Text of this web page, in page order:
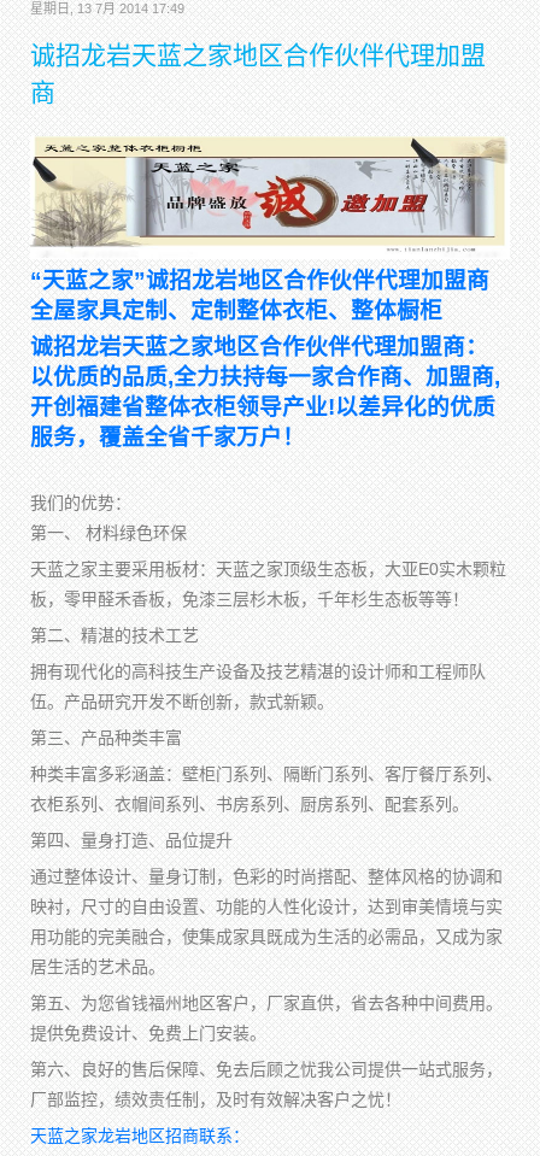
星期日, 13 7月 2014 17:49
诚招龙岩天蓝之家地区合作伙伴代理加盟
商
“天蓝之家”诚招龙岩地区合作伙伴代理加盟商
全屋家具定制、定制整体衣柜、整体橱柜
诚招龙岩天蓝之家地区合作伙伴代理加盟商：
以优质的品质,全力扶持每一家合作商、加盟商,
开创福建省整体衣柜领导产业!以差异化的优质
服务，覆盖全省千家万户！
我们的优势：
第一、 材料绿色环保
天蓝之家主要采用板材：天蓝之家顶级生态板，大亚E0实木颗粒
板，零甲醛禾香板，免漆三层杉木板，千年杉生态板等等！
第二、精湛的技术工艺
拥有现代化的高科技生产设备及技艺精湛的设计师和工程师队
伍。产品研究开发不断创新，款式新颖。
第三、产品种类丰富
种类丰富多彩涵盖：壁柜门系列、隔断门系列、客厅餐厅系列、
衣柜系列、衣帽间系列、书房系列、厨房系列、配套系列。
第四、量身打造、品位提升
通过整体设计、量身订制，色彩的时尚搭配、整体风格的协调和
映衬，尺寸的自由设置、功能的人性化设计，达到审美情境与实
用功能的完美融合，使集成家具既成为生活的必需品，又成为家
居生活的艺术品。
第五、为您省钱福州地区客户，厂家直供，省去各种中间费用。
提供免费设计、免费上门安装。
第六、良好的售后保障、免去后顾之忧我公司提供一站式服务，
厂部监控，绩效责任制，及时有效解决客户之忧！
天蓝之家龙岩地区招商联系：